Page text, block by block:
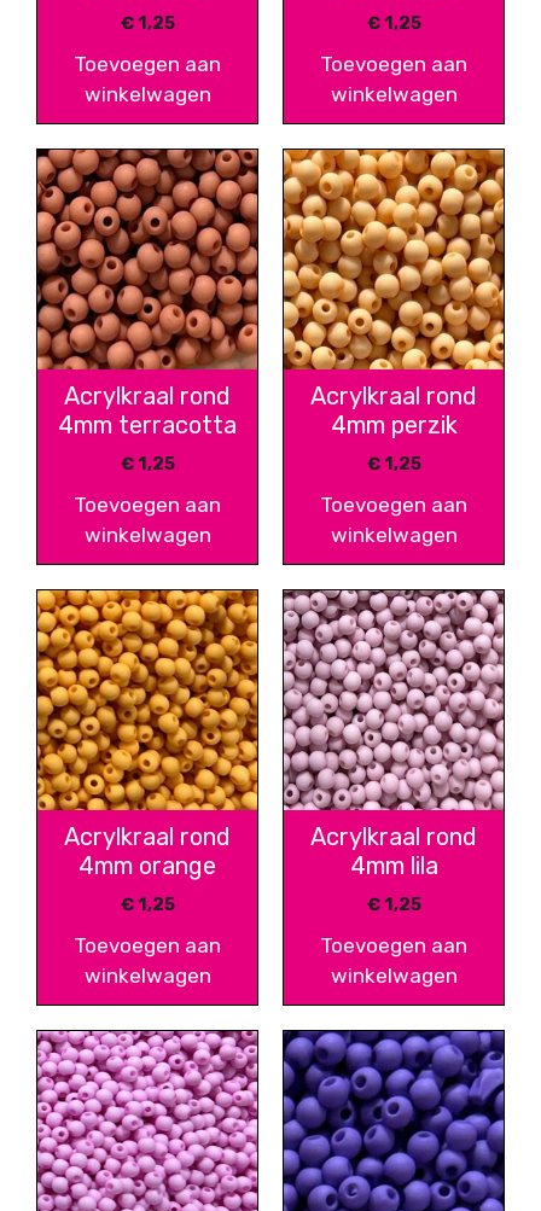
€1,25
Toevoegen aan
winkelwagen
€1,25
Toevoegen aan
winkelwagen
Acrylkraal rond
4mm terracotta
€1,25
Toevoegen aan
winkelwagen
Acrylkraal rond
4mm perzik
€1,25
Toevoegen aan
winkelwagen
Acrylkraal rond
4mm orange
€1,25
Toevoegen aan
winkelwagen
Acrylkraal rond
4mm lila
€1,25
Toevoegen aan
winkelwagen